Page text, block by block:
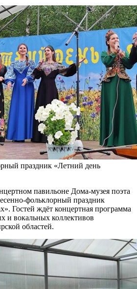
праздник «Летний день
павильоне Дома-музея поэта
фольклорный праздник
Гостей ждёт концертная программа
и вокальных коллективов
областей.